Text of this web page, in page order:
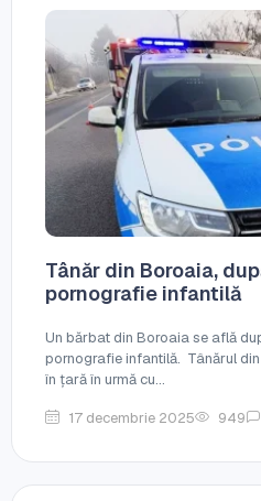
Tânăr din Boroaia,
pornografie infantilă
Un bărbat din Boroaia se află
pornografie infantilă. Tânărul
în țară în urmă cu...
17 decembrie 2025 949